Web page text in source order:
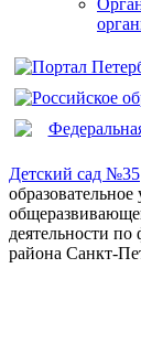
Детский сад №35
деятельности
района Санкт-